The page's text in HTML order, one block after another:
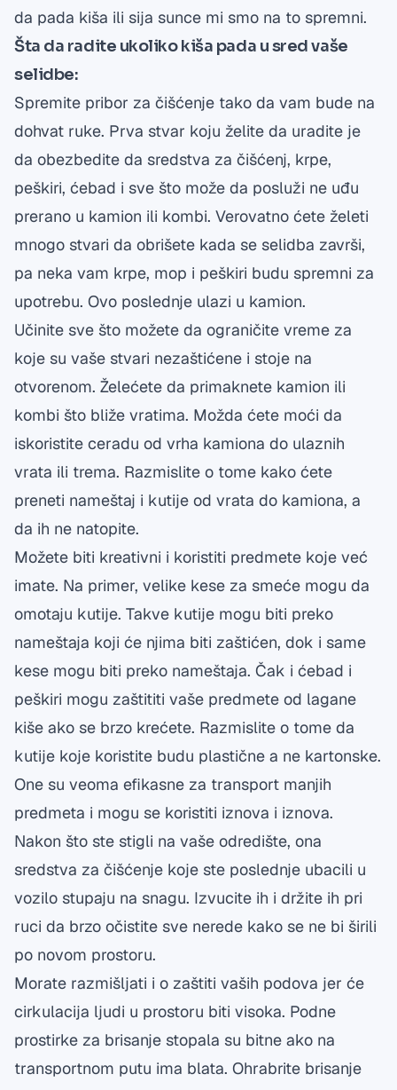
da pada kiša ili sija sunce mi smo na to spremni.
Šta da radite ukoliko kiša pada u sred vaše
selidbe:
Spremite pribor za čišćenje tako da vam bude na
dohvat ruke. Prva stvar koju želite da uradite je
da obezbedite da sredstva za čišćenj, krpe,
peškiri, ćebad i sve što može da posluži ne uđu
prerano u kamion ili kombi. Verovatno ćete želeti
mnogo stvari da obrišete kada se selidba završi,
pa neka vam krpe, mop i peškiri budu spremni za
upotrebu. Ovo poslednje ulazi u kamion.
Učinite sve što možete da ograničite vreme za
koje su vaše stvari nezaštićene i stoje na
otvorenom. Želećete da primaknete kamion ili
kombi što bliže vratima. Možda ćete moći da
iskoristite ceradu od vrha kamiona do ulaznih
vrata ili trema. Razmislite o tome kako ćete
preneti nameštaj i kutije od vrata do kamiona, a
da ih ne natopite.
Možete biti kreativni i koristiti predmete koje već
imate. Na primer, velike kese za smeće mogu da
omotaju kutije. Takve kutije mogu biti preko
nameštaja koji će njima biti zaštićen, dok i same
kese mogu biti preko nameštaja. Čak i ćebad i
peškiri mogu zaštititi vaše predmete od lagane
kiše ako se brzo krećete. Razmislite o tome da
kutije koje koristite budu plastične a ne kartonske.
One su veoma efikasne za transport manjih
predmeta i mogu se koristiti iznova i iznova.
Nakon što ste stigli na vaše odredište, ona
sredstva za čišćenje koje ste poslednje ubacili u
vozilo stupaju na snagu. Izvucite ih i držite ih pri
ruci da brzo očistite sve nerede kako se ne bi širili
po novom prostoru.
Morate razmišljati i o zaštiti vaših podova jer će
cirkulacija ljudi u prostoru biti visoka. Podne
prostirke za brisanje stopala su bitne ako na
transportnom putu ima blata. Ohrabrite brisanje